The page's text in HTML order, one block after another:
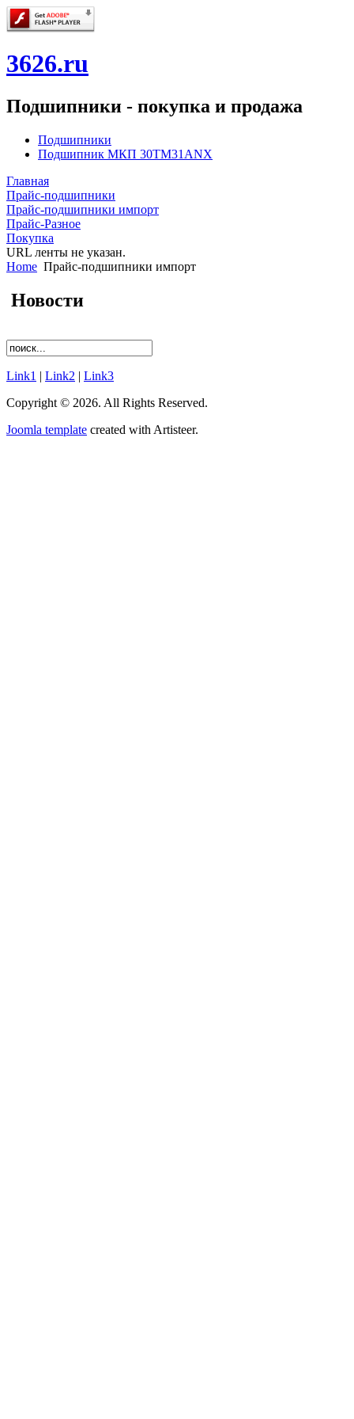
3626.ru
Подшипники - покупка и продажа
Подшипники
Подшипник МКП 30TM31ANX
Главная
Прайс-подшипники
Прайс-подшипники импорт
Прайс-Разное
Покупка
URL ленты не указан.
Home Прайс-подшипники импорт
Новости
Link1 | Link2 | Link3
Copyright © 2026. All Rights Reserved.
Joomla template created with Artisteer.